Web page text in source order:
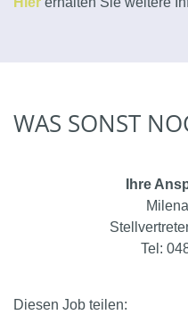
WAS SONST
Ihre
Tel:
Diesen Job teilen: